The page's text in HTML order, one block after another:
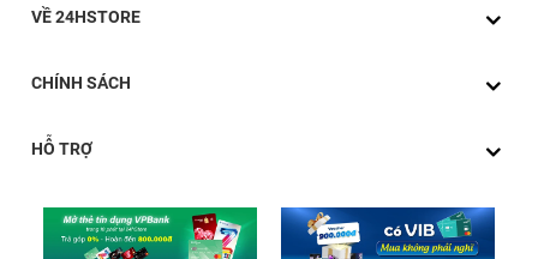
VỀ 24HSTORE
CHÍNH SÁCH
HỖ TRỢ